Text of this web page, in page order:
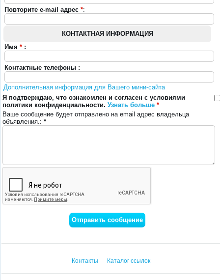
Повторите e-mail адрес *:
КОНТАКТНАЯ ИНФОРМАЦИЯ
Имя * :
Контактные телефоны :
Дополнительная информация для Вашего мини-сайта
Я подтверждаю, что ознакомлен и согласен с условиями
политики конфиденциальности. Узнать больше *
Ваше сообщение будет отправлено на email адрес владельца
объявления.: *
Контакты Каталог ссылок